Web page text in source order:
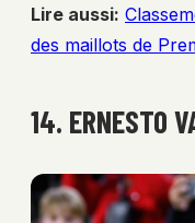
Lire aussi:
des maillots de
14. ERNESTO